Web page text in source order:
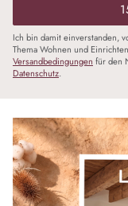
Ich bin damit einverstanden,
Thema Wohnen und
Versandbedingungen für den
Datenschutz.